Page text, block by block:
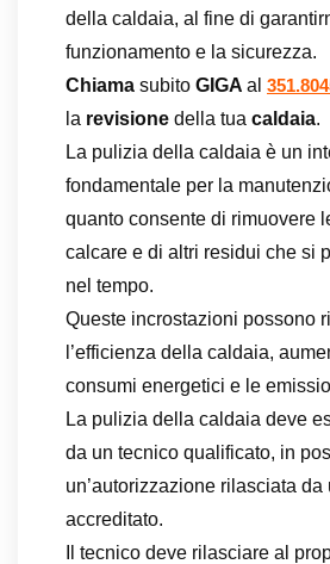
della caldaia, al fine di
funzionamento e la sicurezza.
Chiama subito GIGA al
la revisione della tua caldaia.
La pulizia della caldaia è un
fondamentale per la
quanto consente di rimuovere
calcare e di altri residui che si
nel tempo.
Queste incrostazioni possono
l’efficienza della caldaia,
consumi energetici e le
La pulizia della caldaia deve
da un tecnico qualificato, in
un’autorizzazione rilasciata
accreditato.
Il tecnico deve rilasciare al